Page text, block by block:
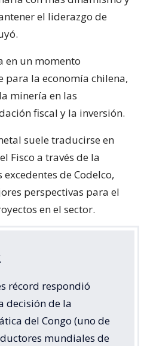
el liderazgo de
en un momento
para la economía chilena,
minería en las
fiscal y la inversión.
suele traducirse en
Fisco a través de la
de Codelco,
perspectivas para el
en el sector.
récord respondió
decisión de la
del Congo (uno de
mundiales de